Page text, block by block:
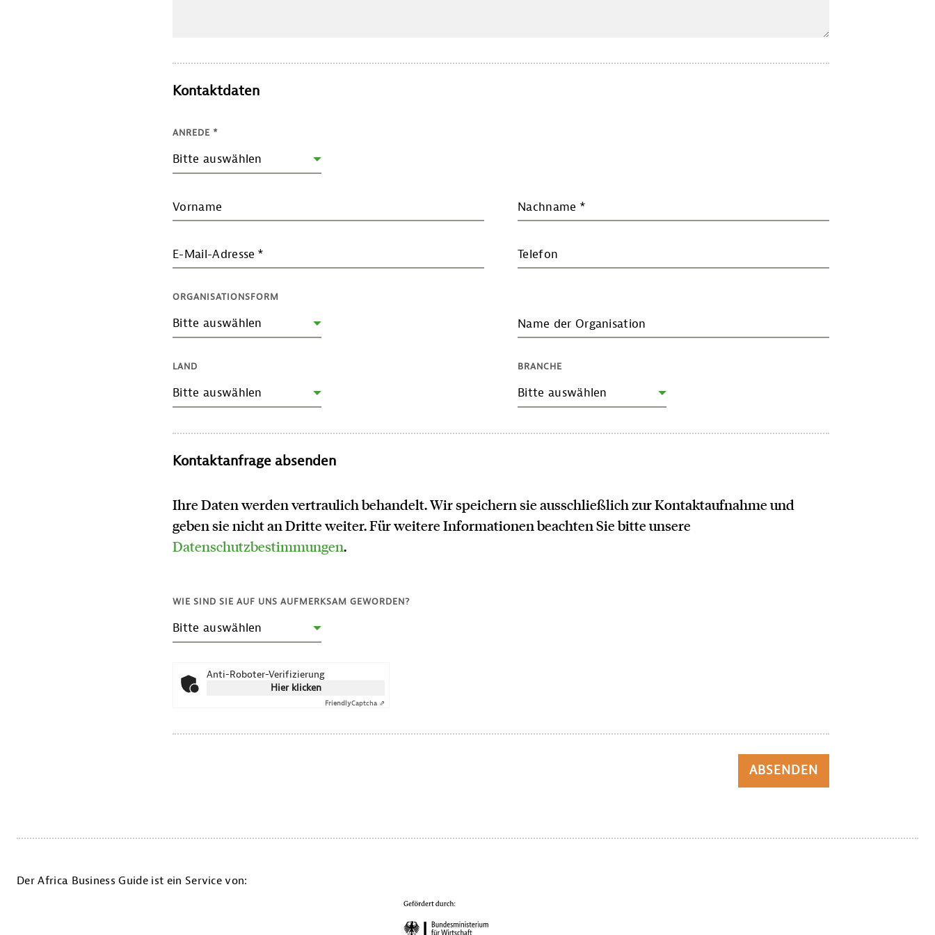
Kontaktdaten
ANREDE *
Bitte auswählen
Vorname Nachname *
E-Mail-Adresse * Telefon
ORGANISATIONSFORM
Bitte auswählen Name der Organisation
LAND
Bitte auswählen
BRANCHE
Bitte auswählen
Kontaktanfrage absenden
Ihre Daten werden vertraulich behandelt. Wir speichern sie ausschließlich zur Kontaktaufnahme und
geben sie nicht an Dritte weiter. Für weitere Informationen beachten Sie bitte unsere
Datenschutzbestimmungen.
WIE SIND SIE AUF UNS AUFMERKSAM GEWORDEN?
Bitte auswählen
Anti-Roboter-Verifizierung
Hier klicken
FriendlyCaptcha ⇗
ABSENDEN
Der Africa Business Guide ist ein Service von: